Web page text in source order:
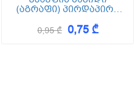
(აგრაფი) პირდაპირი
0,95 ₾ 0,75 ₾